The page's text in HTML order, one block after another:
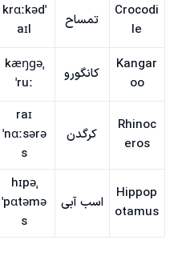
Crocodi
le
تمساح
ˈkrɑːkəd
aɪl
Kangar
oo
کانگورو
ˌkæŋɡə
ˈruː
Rhinoc
eros
کرگدن
raɪ
ˈnɑːsərə
s
Hippop
otamus
اسب آبی
ˌhɪpə
ˈpɑtəmə
s